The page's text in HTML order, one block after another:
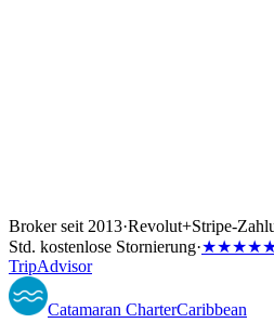
Broker seit 2013·Revolut+Stripe-
Std. kostenlose Stornierung·
TripAdvisor
Catamaran CharterCaribbean